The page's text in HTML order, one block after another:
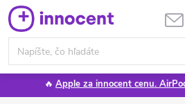
Prejsť
na
obsah
🔥 Apple za innocent cenu.